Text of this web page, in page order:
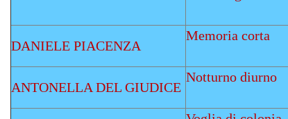
DANIELE PIACENZA
Memoria corta
ANTONELLA DEL GIUDICE
Notturno diurno